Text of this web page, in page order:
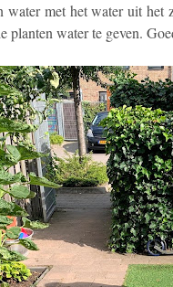
met het water uit het
planten water te geven.